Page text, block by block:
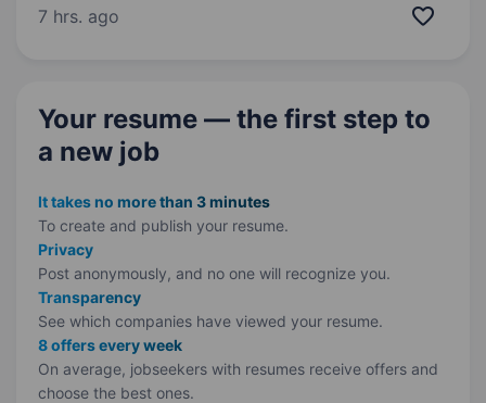
електроніки. Ми розробляємо та випускаємо
7 hrs. ago
Your resume — the first step to
a new job
It takes no more than 3 minutes
To create and publish your resume.
Privacy
Post anonymously, and no one will recognize you.
Transparency
See which companies have viewed your resume.
8 offers every week
On average, jobseekers with resumes receive offers and
choose the best ones.